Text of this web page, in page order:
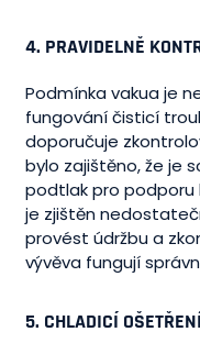
4. PRAVIDELNĚ
Podmínka vakua je
fungování čisticí
doporučuje
bylo zajištěno, že je
podtlak pro podporu
je zjištěn
provést údržbu a
vývěva fungují
5. CHLADICÍ